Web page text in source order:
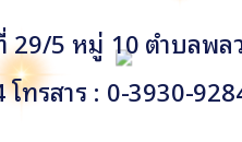
29/5 หมู่ 10 ตำบลพ
ทรสาร : 0-3930-